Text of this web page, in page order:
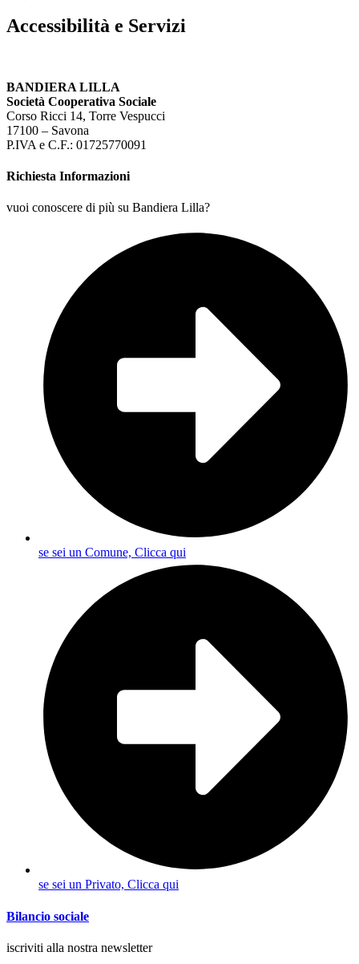
Accessibilità e Servizi
BANDIERA LILLA
Società Cooperativa Sociale
Corso Ricci 14, Torre Vespucci
17100 – Savona
P.IVA e C.F.: 01725770091
Richiesta Informazioni
vuoi conoscere di più su Bandiera Lilla?
se sei un Comune, Clicca qui
se sei un Privato, Clicca qui
Bilancio sociale
iscriviti alla nostra newsletter